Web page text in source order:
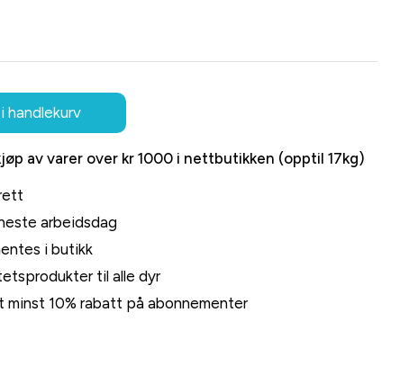
handlekurv
av varer over kr 1000 i nettbutikken (opptil 17kg)
arbeidsdag
i butikk
til alle dyr
minst 10% rabatt på abonnementer